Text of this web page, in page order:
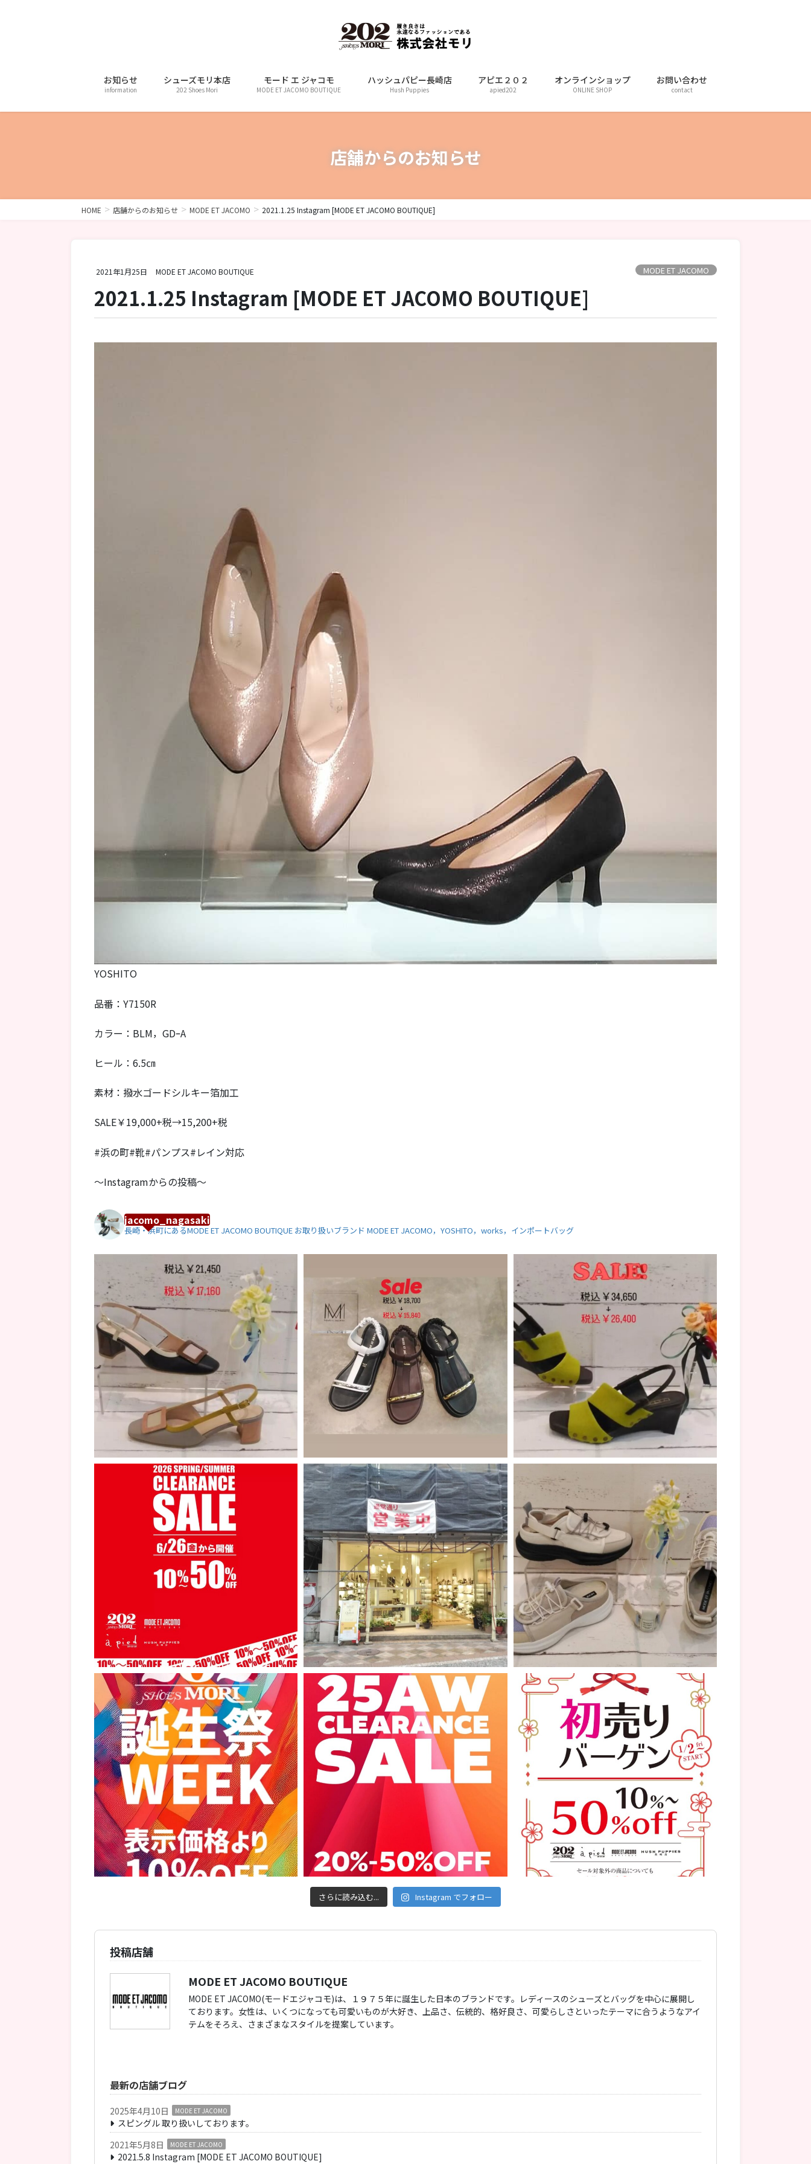
動
に
お知らせ
information
シューズモリ本店
202 Shoes Mori
モード エ ジャコモ
MODE ET JACOMO BOUTIQUE
ハッシュパピー長崎店
Hush Puppies
アピエ２０２
apied202
オンラインショップ
ONLINE SHOP
お問い合わせ
contact
店舗からのお知らせ
HOME 店舗からのお知らせ MODE ET JACOMO 2021.1.25 Instagram [MODE ET JACOMO BOUTIQUE]
2021年1月25日 MODE ET JACOMO BOUTIQUE MODE ET JACOMO
2021.1.25 Instagram [MODE ET JACOMO BOUTIQUE]
YOSHITO
品番：Y7150R
カラー：BLM，GDｰA
ヒール：6.5㎝
素材：撥水ゴードシルキー箔加工
SALE￥19,000+税→15,200+税
#浜の町#靴#パンプス#レイン対応
～Instagramからの投稿～
jacomo_nagasaki
長崎・浜町にあるMODE ET JACOMO BOUTIQUE お取り扱いブランド MODE ET JACOMO，YOSHITO，works，インポートバッグ
さらに読み込む... Instagram でフォロー
投稿店舗
MODE ET JACOMO BOUTIQUE
MODE ET JACOMO(モードエジャコモ)は、１９７５年に誕生した日本のブランドです。レディースのシューズとバッグを中心に展開し
ております。女性は、いくつになっても可愛いものが大好き、上品さ、伝統的、格好良さ、可愛らしさといったテーマに合うようなアイ
テムをそろえ、さまざまなスタイルを提案しています。
最新の店舗ブログ
2025年4月10日 MODE ET JACOMO
スピングル 取り扱いしております。
2021年5月8日
MODE ET JACOMO
2021.5.8 Instagram [MODE ET JACOMO BOUTIQUE]